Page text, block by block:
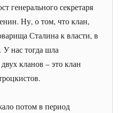
генерального секретаря
Ну, о том, что клан,
Сталина к власти, в
нас тогда шла
кланов – это клан
потом в период